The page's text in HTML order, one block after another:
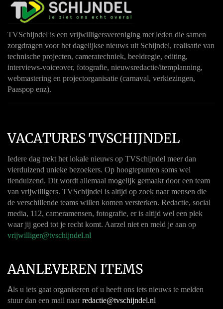
TVSchijndel is een vrijwilligersvereniging met leden die samen
zorgdragen voor het dagelijkse nieuws uit Schijndel, realisatie van
technische projecten, cameratechniek, beeldregie, editing,
interviews-voiceover, fotografie, nieuwsredactie/itemplanning,
webmastering en projectorganisatie (carnaval, verkiezingen,
Paaspop enz).
VACATURES TVSCHIJNDEL
Iedere dag trekt het lokale nieuws op TVSchijndel meer dan
vierduizend unieke bezoekers. Op hoogtepunten soms wel
tienduizend. Dit wordt allemaal mogelijk gemaakt door een team
van vrijwilligers. TVSchijndel is altijd op zoek naar mensen die
de verschillende teams willen komen versterken. Redactie, social
media, 112, cameramensen, fotografie, er is altijd wel een plek
waar jij goed tot je recht komt. Aarzel niet en meld je aan op
vrijwilliger@tvschijndel.nl
AANLEVEREN ITEMS
Als u iets gaat organiseren of u heeft ons iets nieuws te melden
stuur dan een mail naar redactie@tvschijndel.nl